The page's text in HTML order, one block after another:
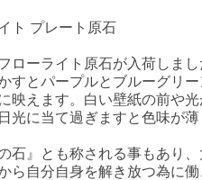
ト プレート原石
ローライト原石が入荷しまし
すとパープルとブルーグリ
映えます。白い壁紙の前や
光に当て過ぎますと色味が
石』とも称される事もあり
ら自分自身を解き放つ為に